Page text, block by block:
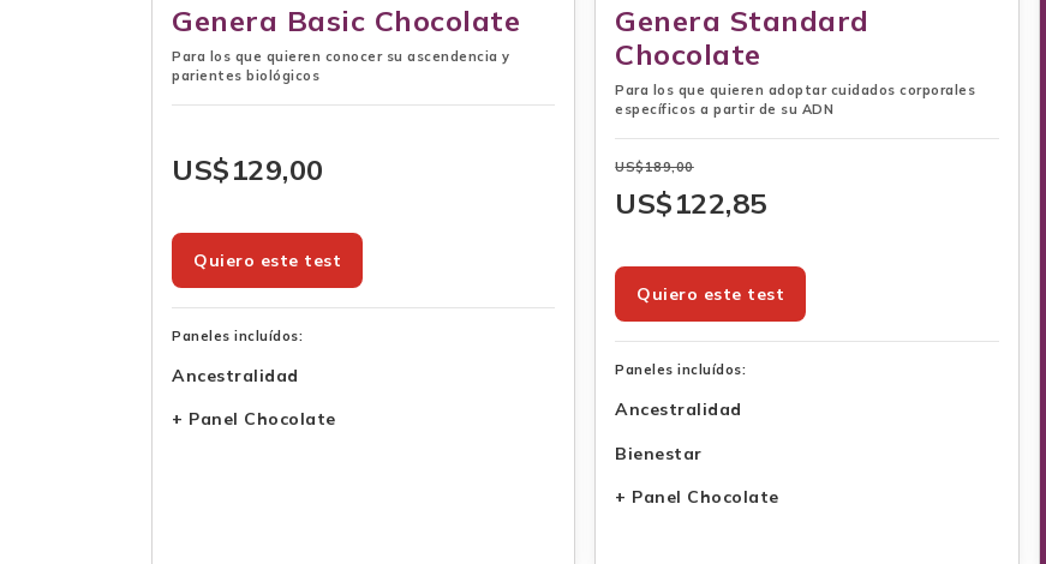
Genera Basic Chocolate
Para los que quieren conocer su ascendencia y
parientes biológicos
US$129,00
Quiero este test
Paneles incluídos:
Ancestralidad
+ Panel Chocolate
Genera Standard
Chocolate
Para los que quieren adoptar cuidados corporales
específicos a partir de su ADN
US$189,00
US$122,85
Quiero este test
Paneles incluídos:
Ancestralidad
Bienestar
+ Panel Chocolate